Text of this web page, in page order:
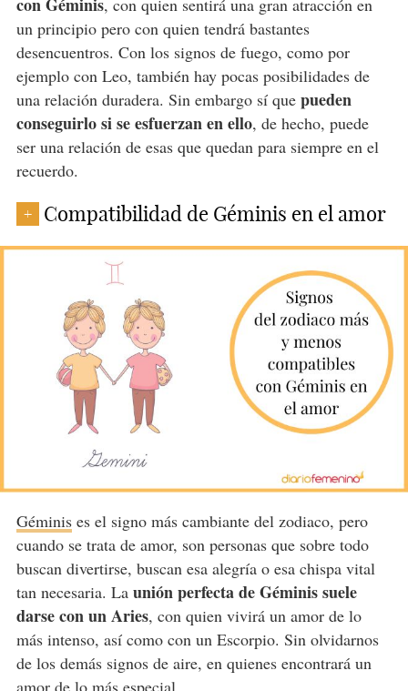
con Géminis, con quien sentirá una gran atracción en
un principio pero con quien tendrá bastantes
desencuentros. Con los signos de fuego, como por
ejemplo con Leo, también hay pocas posibilidades de
una relación duradera. Sin embargo sí que pueden
conseguirlo si se esfuerzan en ello, de hecho, puede
ser una relación de esas que quedan para siempre en el
recuerdo.
+ Compatibilidad de Géminis en el amor
Géminises el signo más cambiante del zodiaco, pero
cuando se trata de amor, son personas que sobre todo
buscan divertirse, buscan esa alegría o esa chispa vital
tan necesaria. La unión perfecta de Géminis suele
darse con un Aries, con quien vivirá un amor de lo
más intenso, así como con un Escorpio. Sin olvidarnos
de los demás signos de aire, en quienes encontrará un